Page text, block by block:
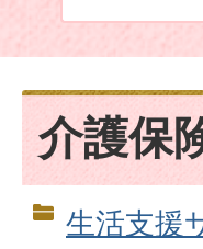
介護保
生活支援